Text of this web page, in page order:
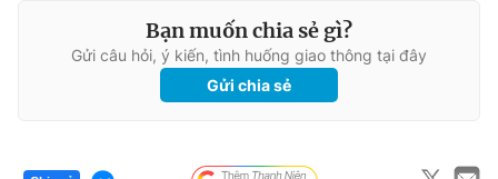
Bạn muốn chia sẻ gì?
Gửi câu hỏi, ý kiến, tình huống giao thông tại đây
Gửi chia sẻ